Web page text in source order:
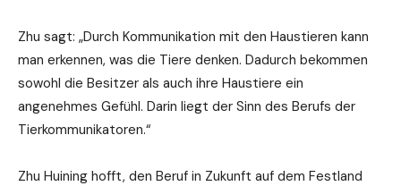
Zhu sagt: „Durch Kommunikation mit den Haustieren kann
man erkennen, was die Tiere denken. Dadurch bekommen
sowohl die Besitzer als auch ihre Haustiere ein
angenehmes Gefühl. Darin liegt der Sinn des Berufs der
Tierkommunikatoren.“
Zhu Huining hofft, den Beruf in Zukunft auf dem Festland